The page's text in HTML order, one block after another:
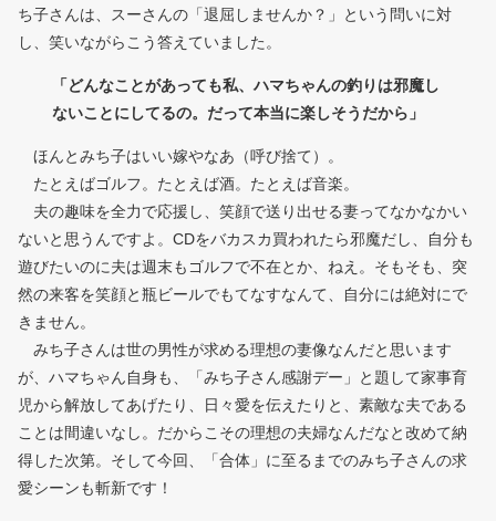
ち子さんは、スーさんの「退屈しませんか？」という問いに対
し、笑いながらこう答えていました。
「どんなことがあっても私、ハマちゃんの釣りは邪魔し
ないことにしてるの。だって本当に楽しそうだから」
ほんとみち子はいい嫁やなあ（呼び捨て）。
たとえばゴルフ。たとえば酒。たとえば音楽。
夫の趣味を全力で応援し、笑顔で送り出せる妻ってなかなかい
ないと思うんですよ。CDをバカスカ買われたら邪魔だし、自分も
遊びたいのに夫は週末もゴルフで不在とか、ねえ。そもそも、突
然の来客を笑顔と瓶ビールでもてなすなんて、自分には絶対にで
きません。
みち子さんは世の男性が求める理想の妻像なんだと思います
が、ハマちゃん自身も、「みち子さん感謝デー」と題して家事育
児から解放してあげたり、日々愛を伝えたりと、素敵な夫である
ことは間違いなし。だからこその理想の夫婦なんだなと改めて納
得した次第。そして今回、「合体」に至るまでのみち子さんの求
愛シーンも斬新です！